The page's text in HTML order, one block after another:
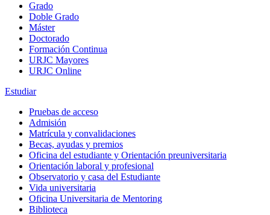
Grado
Doble Grado
Máster
Doctorado
Formación Continua
URJC Mayores
URJC Online
Estudiar
Pruebas de acceso
Admisión
Matrícula y convalidaciones
Becas, ayudas y premios
Oficina del estudiante y Orientación preuniversitaria
Orientación laboral y profesional
Observatorio y casa del Estudiante
Vida universitaria
Oficina Universitaria de Mentoring
Biblioteca